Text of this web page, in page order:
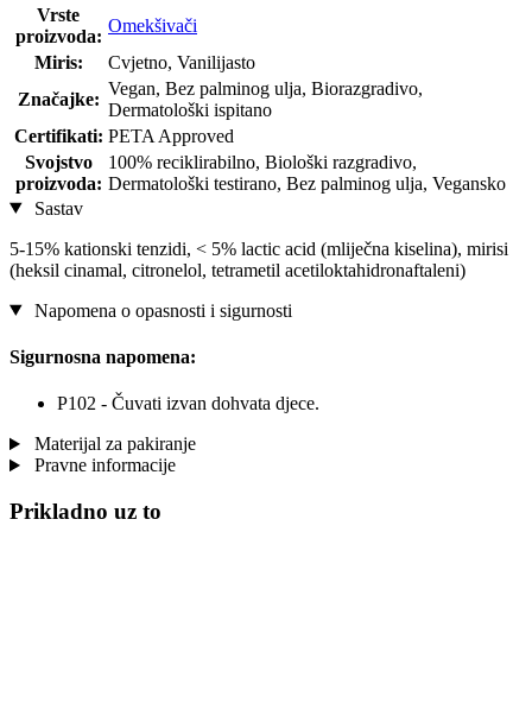
Vrste
proizvoda:
Omekšivači
Miris:
Cvjetno, Vanilijasto
Značajke:
Vegan, Bez palminog ulja, Biorazgradivo,
Dermatološki ispitano
Certifikati: PETA Approved
Svojstvo
proizvoda:
100% reciklirabilno, Biološki razgradivo,
Dermatološki testirano, Bez palminog ulja, Vegansko
Sastav
5-15% kationski tenzidi, < 5% lactic acid (mliječna kiselina), mirisi
(heksil cinamal, citronelol, tetrametil acetiloktahidronaftaleni)
Napomena o opasnosti i sigurnosti
Sigurnosna napomena:
P102 - Čuvati izvan dohvata djece.
Materijal za pakiranje
Pravne informacije
Prikladno uz to